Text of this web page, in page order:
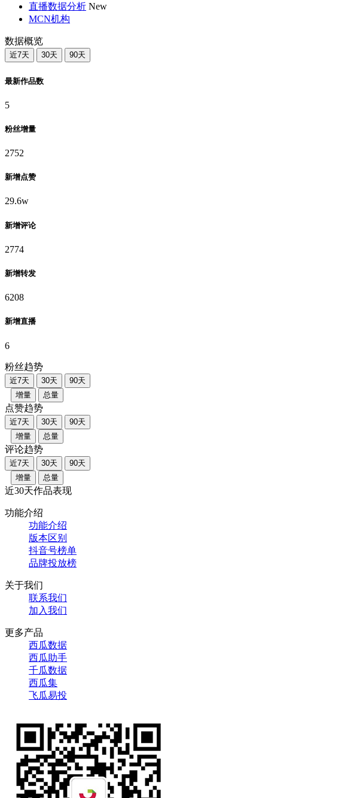
直播数据分析 New
MCN机构
数据概览
近7天 30天 90天
最新作品数
5
粉丝增量
2752
新增点赞
29.6w
新增评论
2774
新增转发
6208
新增直播
6
粉丝趋势
近7天 30天
90天
增量
总量
点赞趋势
近7天 30天
90天
增量
总量
评论趋势
近7天 30天
90天
增量
总量
近30天作品表现
功能介绍
功能介绍
版本区别
抖音号榜单
品牌投放榜
关于我们
联系我们
加入我们
更多产品
西瓜数据
西瓜助手
千瓜数据
西瓜集
飞瓜易投